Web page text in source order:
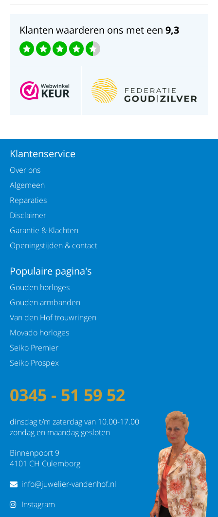
Klanten waarderen ons met een 9,3
Klantenservice
Over ons
Algemeen
Reparaties
Disclaimer
Garantie & Klachten
Openingstijden & contact
Populaire pagina's
Gouden horloges
Gouden armbanden
Van den Hof trouwringen
Movado horloges
Seiko Premier
Seiko Prospex
0345 - 51 59 52
dinsdag t/m zaterdag van 10.00-17.00
zondag en maandag gesloten
Binnenpoort 9
4101 CH Culemborg
info@juwelier-vandenhof.nl
Instagram